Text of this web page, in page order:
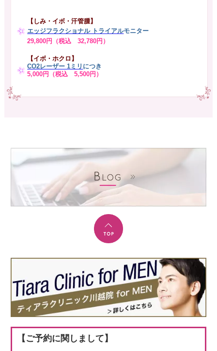
【しみ・イボ・汗管腫】
エッジフラクショナル トライアルモニター
29,800円（税込 32,780円）
【イボ・ホクロ】
CO2レーザー 1ミリ につき
5,000円（税込 5,500円）
【ご予約に関しまして】